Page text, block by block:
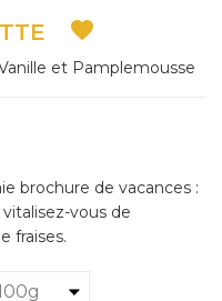

et Pamplemousse
brochure de vacances :
vous de
fraises.